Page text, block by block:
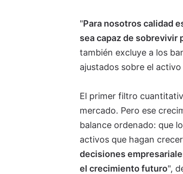
"Para nosotros calidad
sea capaz de sobrevivir
también excluye a los
ajustados sobre el
El primer filtro
mercado. Pero ese
balance ordenado: que
activos que hagan
decisiones
el crecimiento futuro",